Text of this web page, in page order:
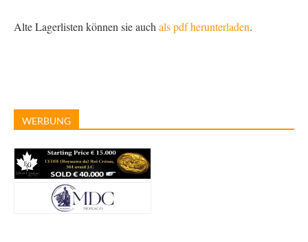
Alte Lagerlisten können sie auchals pdf herunterladen.
WERBUNG